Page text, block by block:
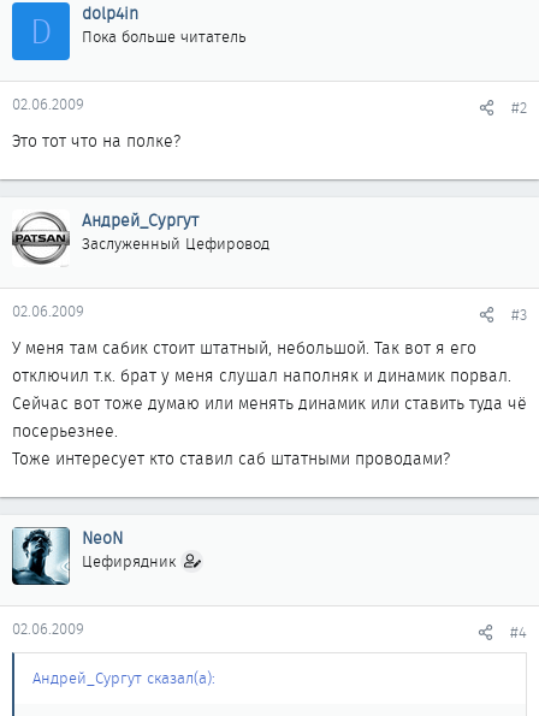
D dolp4in
Пока больше читатель
02.06.2009 #2
Это тот что на полке?
Андрей_Сургут
Заслуженный Цефировод
02.06.2009 #3
У меня там сабик стоит штатный, небольшой. Так вот я его
отключил т.к. брат у меня слушал наполняк и динамик порвал.
Сейчас вот тоже думаю или менять динамик или ставить туда чё
посерьезнее.
Тоже интересует кто ставил саб штатными проводами?
NeoN
Цефирядник
02.06.2009 #4
Андрей_Сургут сказал(а):